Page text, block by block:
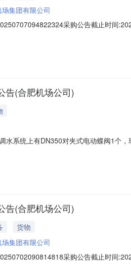
集团有限公司
采购公告截止时间
告(合肥机场公司)
水系统上有DN350对夹式电动蝶阀1个
告(合肥机场公司)
货物
集团有限公司
采购公告截止时间